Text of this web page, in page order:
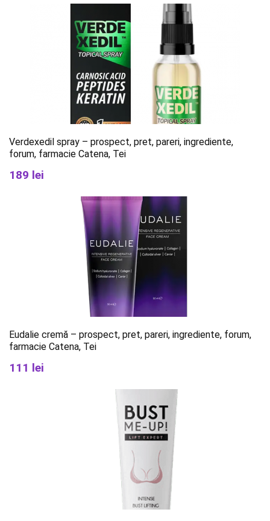
Verdexedil spray – prospect, pret, pareri, ingrediente,
forum, farmacie Catena, Tei
189 lei
Eudalie cremă – prospect, pret, pareri, ingrediente, forum,
farmacie Catena, Tei
111 lei